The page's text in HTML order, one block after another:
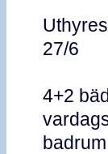
27/6
4+2